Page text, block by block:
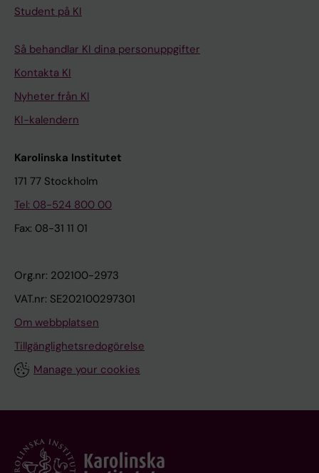
Student på KI
Så behandlar KI dina personuppgifter
Kontakta KI
Nyheter från KI
KI-kalendern
Karolinska Institutet
171 77 Stockholm
Tel: 08-524 800 00
Fax: 08-31 11 01
Org.nr: 202100-2973
VAT.nr: SE202100297301
Om webbplatsen
Tillgänglighetsredogörelse
Manage your cookies